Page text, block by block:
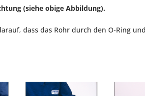
(siehe obige Abbildung).
dass das Rohr durch den O-Ring